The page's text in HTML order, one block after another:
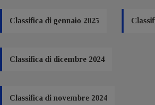
Classifica di gennaio 2025
Classifica di dicembre 2024
Classifica di novembre 2024